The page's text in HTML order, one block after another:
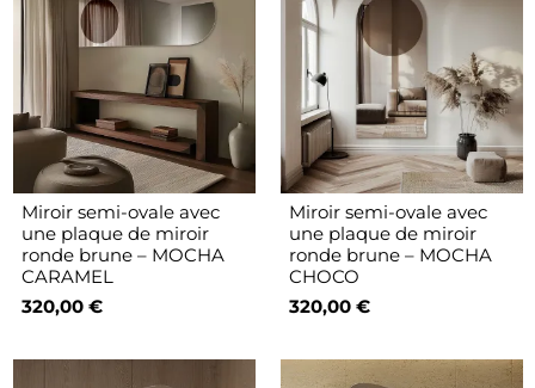
Miroir semi-ovale avec
une plaque de miroir
ronde brune – MOCHA
CARAMEL
320,00 €
Miroir semi-ovale avec
une plaque de miroir
ronde brune – MOCHA
CHOCO
320,00 €